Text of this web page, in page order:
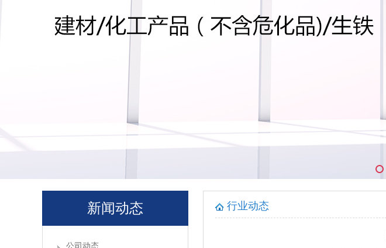
新闻动态
公司动态
行业动态